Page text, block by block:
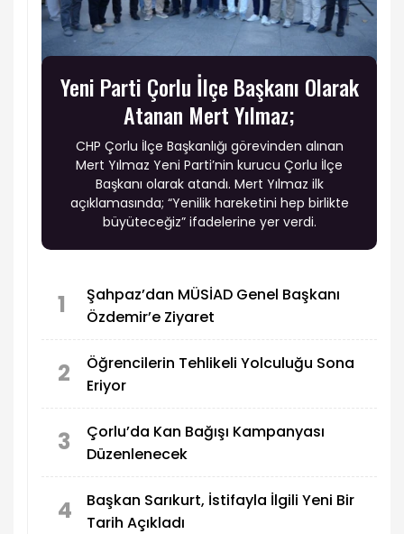
Yeni Parti Çorlu İlçe Başkanı Olarak
Atanan Mert Yılmaz;
CHP Çorlu İlçe Başkanlığı görevinden alınan
Mert Yılmaz Yeni Parti’nin kurucu Çorlu İlçe
Başkanı olarak atandı. Mert Yılmaz ilk
açıklamasında; “Yenilik hareketini hep birlikte
büyüteceğiz” ifadelerine yer verdi.
1
Şahpaz’dan MÜSİAD Genel Başkanı
Özdemir’e Ziyaret
2
Öğrencilerin Tehlikeli Yolculuğu Sona
Eriyor
3
Çorlu’da Kan Bağışı Kampanyası
Düzenlenecek
4
Başkan Sarıkurt, İstifayla İlgili Yeni Bir
Tarih Açıkladı